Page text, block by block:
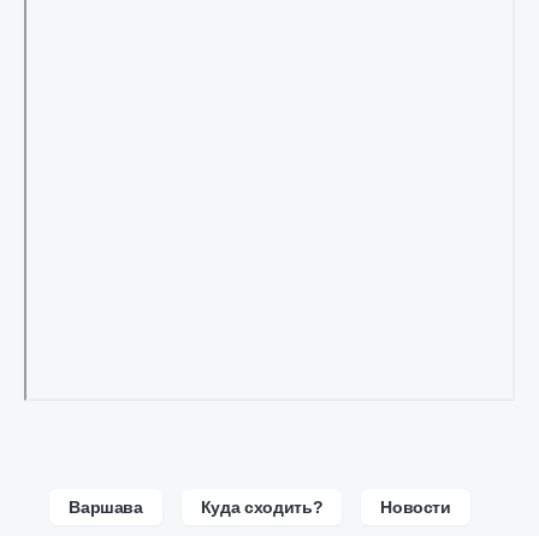
Варшава Куда сходить? Новости